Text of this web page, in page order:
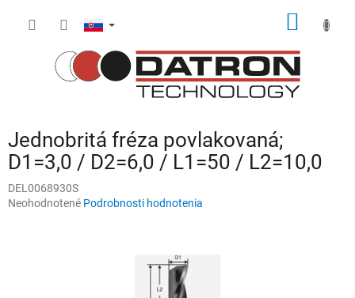
Jednobritá fréza povlakovaná;
D1=3,0 / D2=6,0 / L1=50 / L2=10,0
DEL0068930S
Priemerné
Neohodnotené Podrobnosti hodnotenia